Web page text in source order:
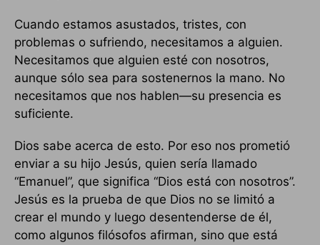
Cuando estamos asustados, tristes, con
problemas o sufriendo, necesitamos a alguien.
Necesitamos que alguien esté con nosotros,
aunque sólo sea para sostenernos la mano. No
necesitamos que nos hablen—su presencia es
suficiente.
Dios sabe acerca de esto. Por eso nos prometió
enviar a su hijo Jesús, quien sería llamado
“Emanuel”, que significa “Dios está con nosotros”.
Jesús es la prueba de que Dios no se limitó a
crear el mundo y luego desentenderse de él,
como algunos filósofos afirman, sino que está